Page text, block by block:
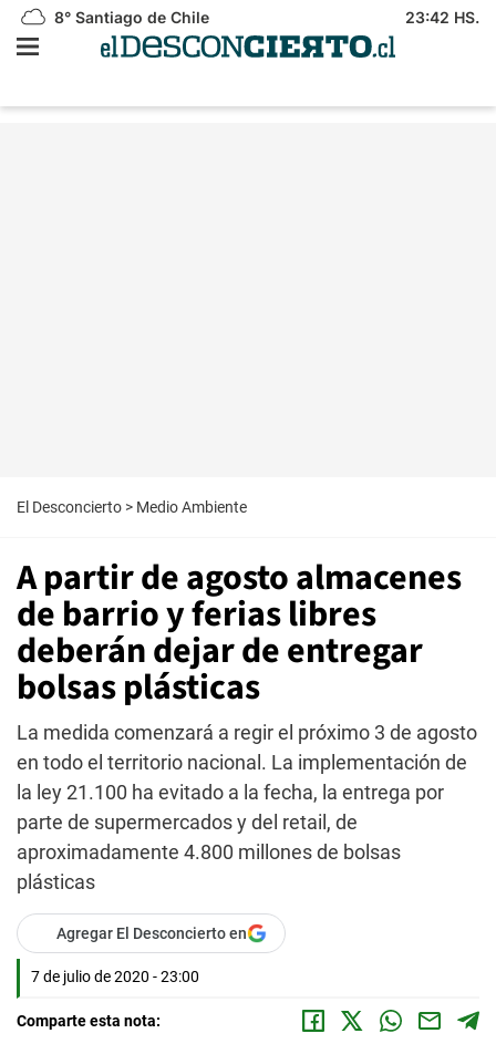
8° Santiago de Chile 23:42 HS.
El Desconcierto > Medio Ambiente
A partir de agosto almacenes
de barrio y ferias libres
deberán dejar de entregar
bolsas plásticas
La medida comenzará a regir el próximo 3 de agosto
en todo el territorio nacional. La implementación de
la ley 21.100 ha evitado a la fecha, la entrega por
parte de supermercados y del retail, de
aproximadamente 4.800 millones de bolsas
plásticas
Agregar El Desconcierto en
7 de julio de 2020 - 23:00
Comparte esta nota: